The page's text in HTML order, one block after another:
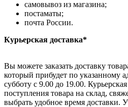
самовывоз из магазина;
постаматы;
почта России.
Курьерская доставка*
Вы можете заказать доставку
который прибудет по указанному
субботу с 9.00 до 19.00.
поступления товара на склад,
выбрать удобное время доставки.